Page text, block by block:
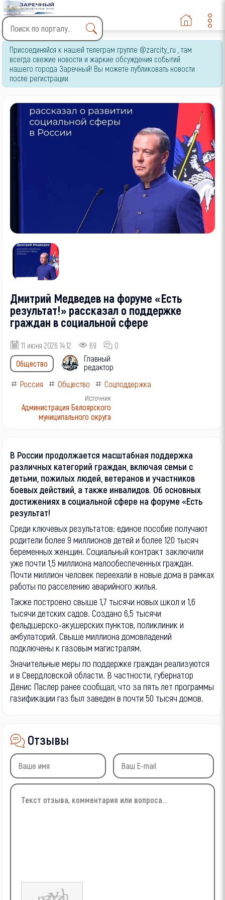
Type 2 or more characters
for results.
Присоединяйся к нашей телеграм группе @zarcity_ru , там
всегда свежие новости и жаркие обсуждения событий
нашего города Заречный! Вы можете публиковать новости
после регистрации.
Дмитрий Медведев на форуме «Есть
результат!» рассказал о поддержке
граждан в социальной сфере
11 июня 2026 14:12 69
0
Общество
Главный
редактор
Россия
Общество Соцподдержка
Источник
Администрация Белоярского
муниципального округа
В России продолжается масштабная поддержка
различных категорий граждан, включая семьи с
детьми, пожилых людей, ветеранов и участников
боевых действий, а также инвалидов. Об основных
достижениях в социальной сфере на форуме «Есть
результат!
Среди ключевых результатов: единое пособие получают
родители более 9 миллионов детей и более 120 тысяч
беременных женщин. Социальный контракт заключили
уже почти 1,5 миллиона малообеспеченных граждан.
Почти миллион человек переехали в новые дома в рамках
работы по расселению аварийного жилья.
Также построено свыше 1,7 тысячи новых школ и 1,6
тысячи детских садов. Создано 6,5 тысячи
фельдшерско-акушерских пунктов, поликлиник и
амбулаторий. Свыше миллиона домовладений
подключены к газовым магистралям.
Значительные меры по поддержке граждан реализуются
и в Свердловской области. В частности, губернатор
Денис Паслер ранее сообщал, что за пять лет программы
газификации газ был заведен в почти 50 тысяч домов.
Отзывы